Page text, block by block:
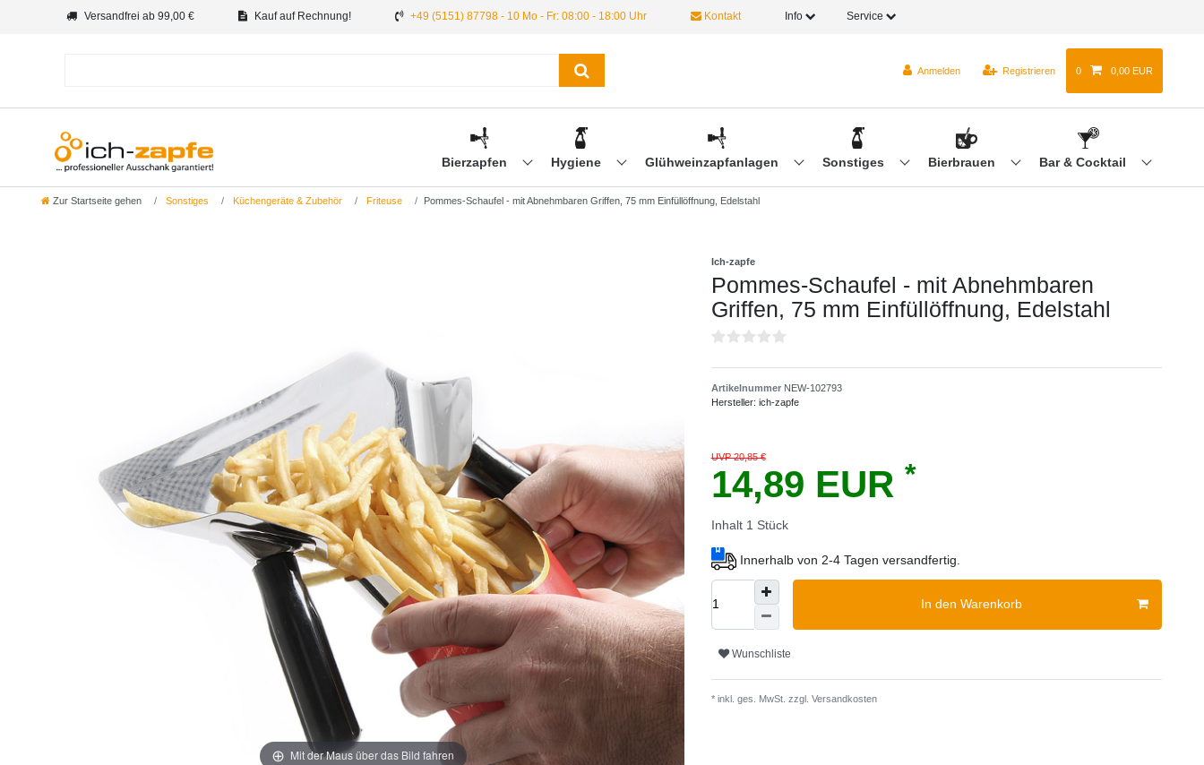
Versandfrei ab 99,00 € Kauf auf Rechnung! +49 (5151) 87798 - 10 Mo - Fr: 08:00 - 18:00 Uhr Kontakt Info Service
Anmelden Registrieren 0 0,00 EUR
Bierzapfen Hygiene Glühweinzapfanlagen Sonstiges Bierbrauen Bar & Cocktail
Zur Startseite gehen Sonstiges Küchengeräte & Zubehör Friteuse Pommes-Schaufel - mit Abnehmbaren Griffen, 75 mm Einfüllöffnung, Edelstahl
Mit der Maus über das Bild fahren
Ich-zapfe
Pommes-Schaufel - mit Abnehmbaren
Griffen, 75 mm Einfüllöffnung, Edelstahl
Artikelnummer NEW-102793
Hersteller: ich-zapfe
UVP 20,85 €
14,89 EUR *
Inhalt 1 Stück
Innerhalb von 2-4 Tagen versandfertig.
In den Warenkorb
Wunschliste
* inkl. ges. MwSt. zzgl. Versandkosten